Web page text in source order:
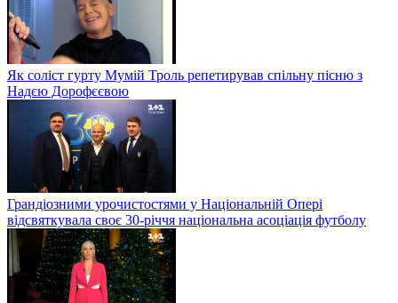
Як соліст гурту Мумій Троль репетирував спільну пісню з
Надєю Дорофєєвою
Грандіозними урочистостями у Національній Опері
відсвяткувала своє 30-річчя національна асоціація футболу